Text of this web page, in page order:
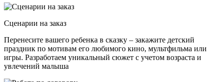
Сценарии на заказ
Перенесите вашего ребенка в сказку – закажите детский
праздник по мотивам его любимого кино, мультфильма или
игры. Разработаем уникальный сюжет с учетом возраста и
увлечений малыша